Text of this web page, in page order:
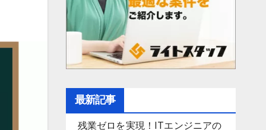
最新記事
残業ゼロを実現！ITエンジニアの